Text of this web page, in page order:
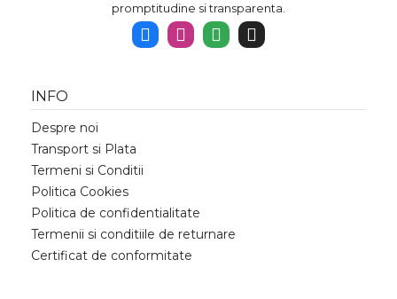
promptitudine si transparenta.
INFO
Despre noi
Transport si Plata
Termeni si Conditii
Politica Cookies
Politica de confidentialitate
Termenii si conditiile de returnare
Certificat de conformitate